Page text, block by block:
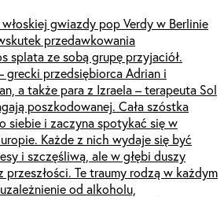
gwiazdy pop Verdy w Berlinie
przedawkowania
splata ze sobą grupę przyjaciół.
grecki przedsiębiorca Adrian i
a także para z Izraela – terapeuta Sol
poszkodowanej. Cała szóstka
siebie i zaczyna spotykać się w
Każde z nich wydaje się być
i szczęśliwą, ale w głębi duszy
przeszłości. Te traumy rodzą w każdym
od alkoholu,